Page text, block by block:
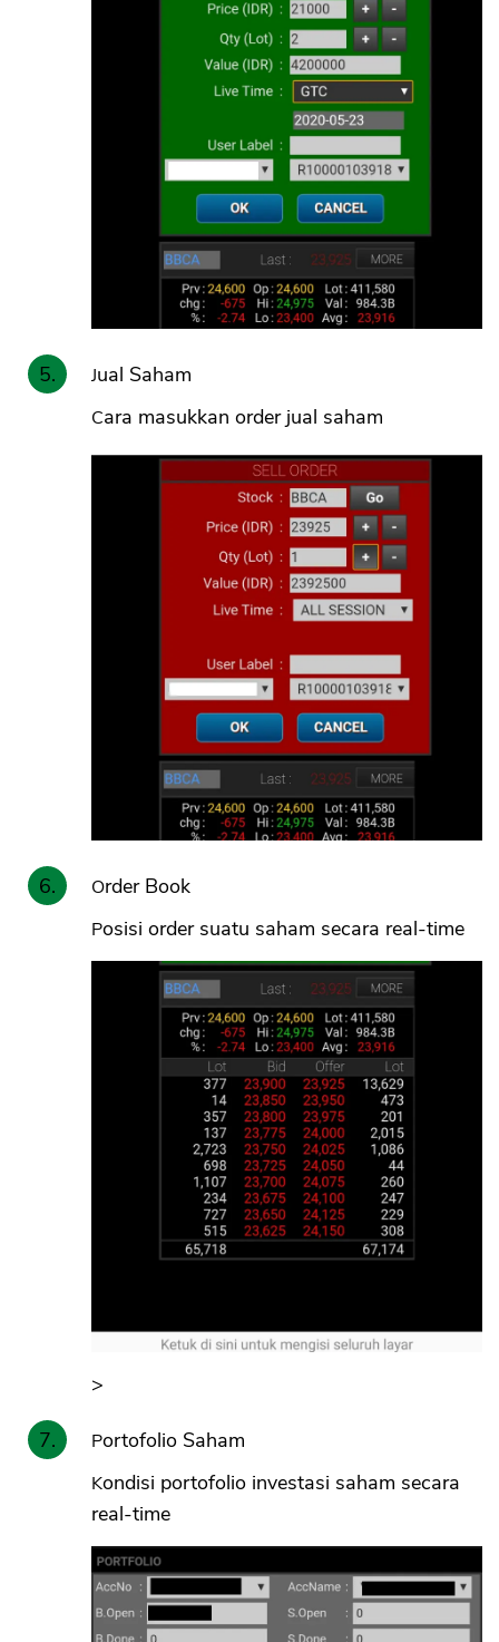
Jual Saham
Cara masukkan order jual saham
Order Book
Posisi order suatu saham secara real-time
>
Portofolio Saham
Kondisi portofolio investasi saham secara
real-time